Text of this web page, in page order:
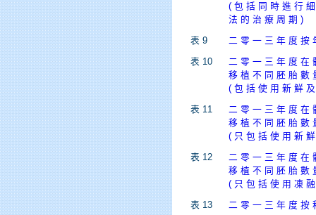
( 包 括 同 時 進 行
法 的 治 療 周 期 )
表 9
二 零 一 三 年 度 按
表 10
二 零 一 三 年 度 在
移 植 不 同 胚 胎 數
( 包 括 使 用 新 鮮
表 11
二 零 一 三 年 度 在
移 植 不 同 胚 胎 數
( 只 包 括 使 用 新
表 12
二 零 一 三 年 度 在
移 植 不 同 胚 胎 數
( 只 包 括 使 用 凍
表 13
二 零 一 三 年 度 按